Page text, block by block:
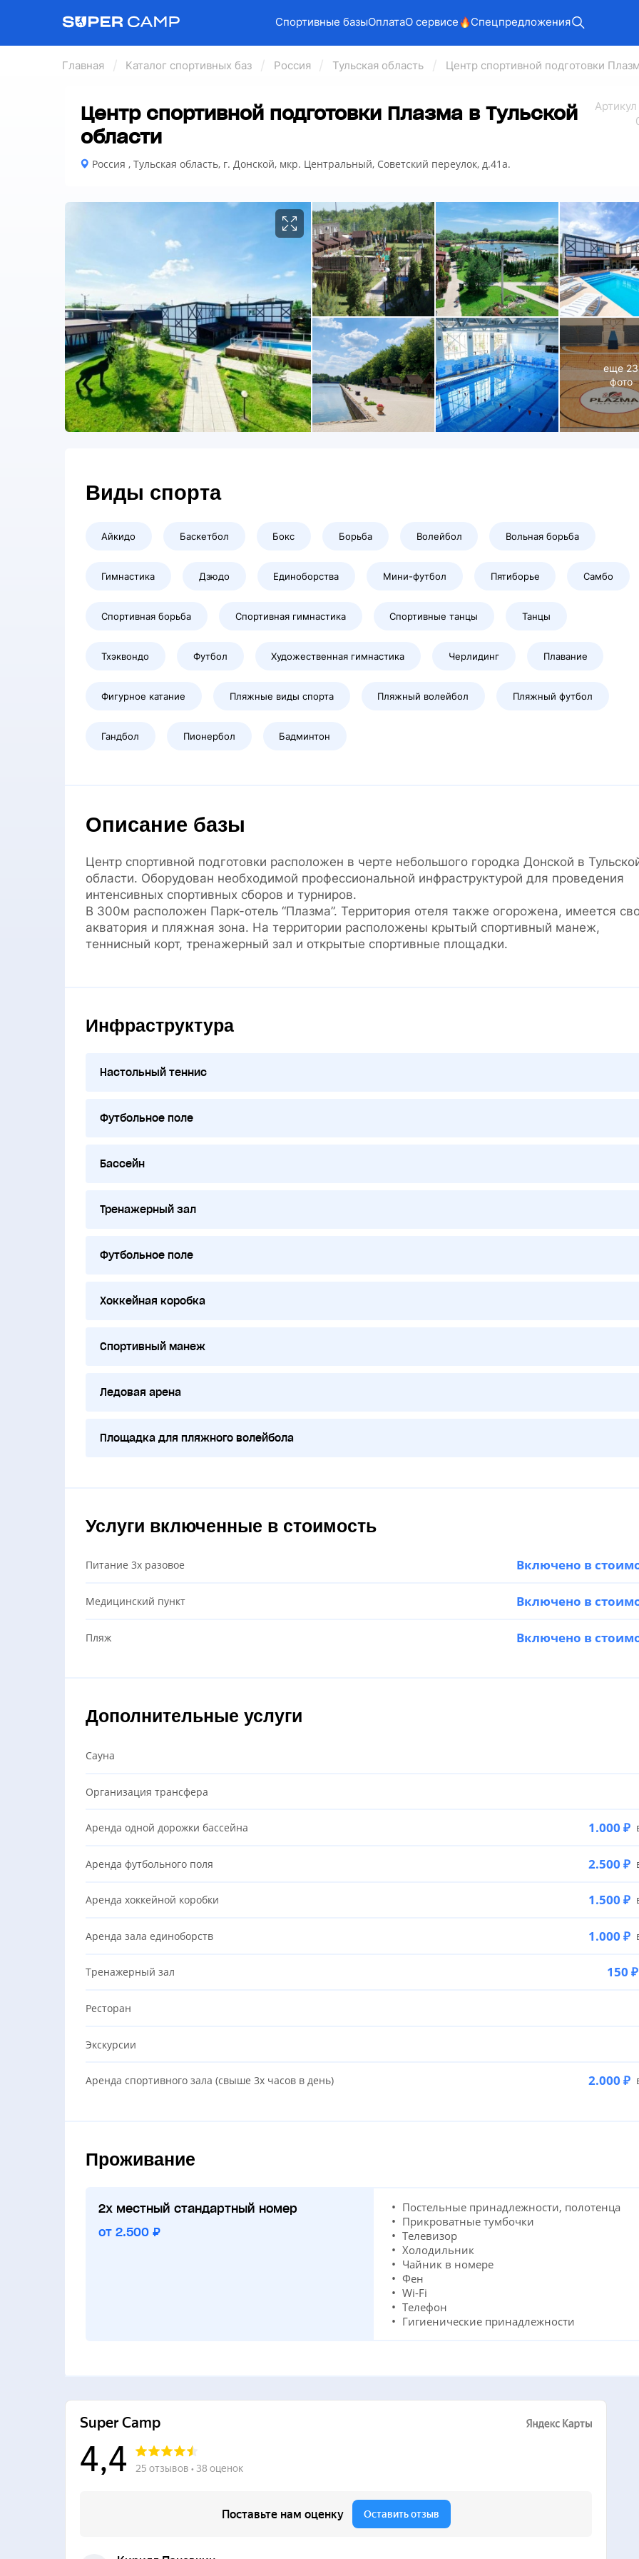
Спортивные базыОплатаО сервисе Спецпредложения
Главная Каталог спортивных баз Россия Тульская область Центр спортивной подготовки
Арт
Центр спортивной подготовки Плазма в Тульской
области
Россия , Тульская область, г. Донской, мкр. Центральный, Советский переулок, д.41а.
еще23
фото
Виды спорта
Айкидо Баскетбол Бокс Борьба Волейбол Вольная борьба
Гимнастика Дзюдо Единоборства Мини-футбол Пятиборье Самбо
Спортивная борьба Спортивная гимнастика Спортивные танцы Танцы
Тхэквондо Футбол Художественная гимнастика Черлидинг Плавание
Фигурное катание Пляжные виды спорта Пляжный волейбол Пляжный футбол
Гандбол Пионербол Бадминтон
Описание базы
Центр спортивной подготовки расположен в черте небольшого городка Донской в
области. Оборудован необходимой профессиональной инфраструктурой для проведения
интенсивных спортивных сборов и турниров.
В 300м расположен Парк-отель “Плазма”. Территория отеля также огорожена, имеется
акватория и пляжная зона. На территории расположены крытый спортивный манеж,
теннисный корт, тренажерный зал и открытые спортивные площадки.
Инфраструктура
Настольный теннис
Футбольное поле
Бассейн
Тренажерный зал
Футбольное поле
Хоккейная коробка
Спортивный манеж
Ледовая арена
Площадка для пляжного волейбола
Услуги включенные в стоимость
Питание 3х разовое Включено в
Медицинский пункт Включено в
Пляж Включено в
Дополнительные услуги
Сауна
Организация трансфера
Аренда одной дорожки бассейна 1.000 ₽
Аренда футбольного поля 2.500 ₽
Аренда хоккейной коробки 1.500 ₽
Аренда зала единоборств 1.000 ₽
Тренажерный зал 150 ₽
Ресторан
Экскурсии
Аренда спортивного зала (свыше 3х часов в день) 2.000 ₽
Проживание
2х местный стандартный номер
от 2.500 ₽
Постельные принадлежности, полотенца
Прикроватные тумбочки
Телевизор
Холодильник
Чайник в номере
Фен
Wi-Fi
Телефон
Гигиенические принадлежности